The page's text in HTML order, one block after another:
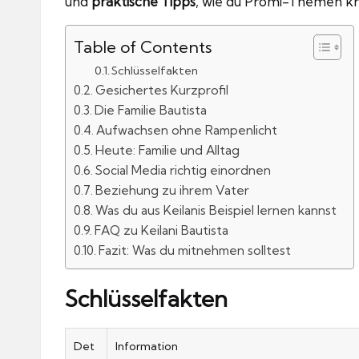
Table of Contents
Schlüsselfakten
Gesichertes Kurzprofil
Die Familie Bautista
Aufwachsen ohne Rampenlicht
Heute: Familie und Alltag
Social Media richtig einordnen
Beziehung zu ihrem Vater
Was du aus Keilanis Beispiel lernen kannst
FAQ zu Keilani Bautista
Fazit: Was du mitnehmen solltest
Schlüsselfakten
Det
Information